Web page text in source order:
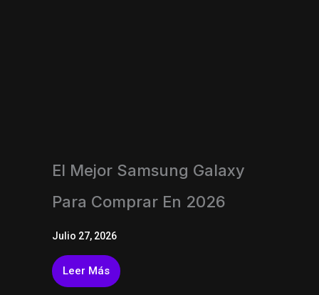
El Mejor Samsung Galaxy
Para Comprar En 2026
Julio 27, 2026
Leer Más